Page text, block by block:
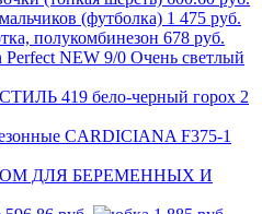
1 475 руб.
678 руб.
2